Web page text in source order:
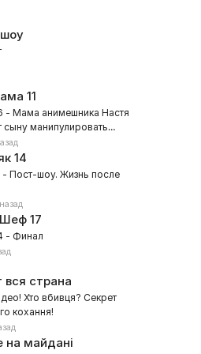
11
- Мама анимешника Настя
сыну манипулировать
14
- Пост-шоу. Жизнь после
17
- Финал
вся страна
Хто вбивця? Секрет
кохання!
на майдані